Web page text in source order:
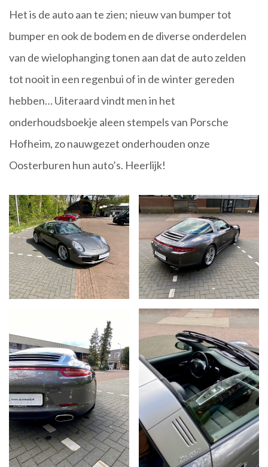
Het is de auto aan te zien; nieuw van bumper tot
bumper en ook de bodem en de diverse onderdelen
van de wielophanging tonen aan dat de auto zelden
tot nooit in een regenbui of in de winter gereden
hebben… Uiteraard vindt men in het
onderhoudsboekje aleen stempels van Porsche
Hofheim, zo nauwgezet onderhouden onze
Oosterburen hun auto’s. Heerlijk!